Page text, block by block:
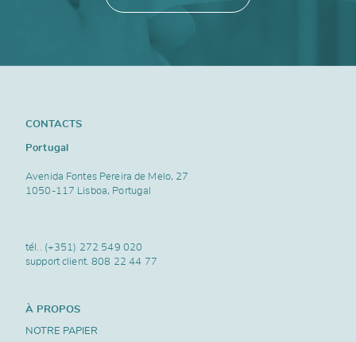
CONTACTS
Portugal
Avenida Fontes Pereira de Melo, 27
1050-117 Lisboa, Portugal
tél.. (+351) 272 549 020
support client.808 22 44 77
À PROPOS
NOTRE PAPIER